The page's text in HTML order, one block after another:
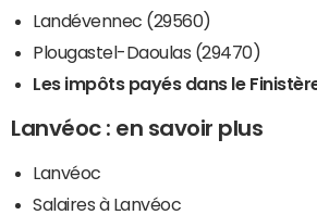
Landévennec (29560)
Plougastel-Daoulas (29470)
Les impôts payés dans le
Lanvéoc : en savoir plus
Lanvéoc
Salaires à Lanvéoc